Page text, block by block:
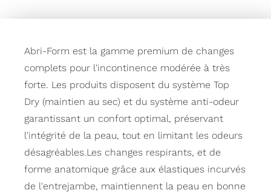
Abri-Form est la gamme premium de changes
complets pour l'incontinence modérée à très
forte. Les produits disposent du système Top
Dry (maintien au sec) et du système anti-odeur
garantissant un confort optimal, préservant
l'intégrité de la peau, tout en limitant les odeurs
désagréables.Les changes respirants, et de
forme anatomique grâce aux élastiques incurvés
de l'entrejambe, maintiennent la peau en bonne